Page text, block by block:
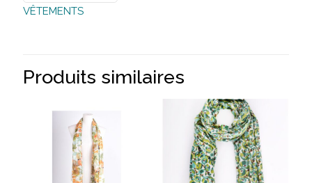
VÊTEMENTS
Produits similaires